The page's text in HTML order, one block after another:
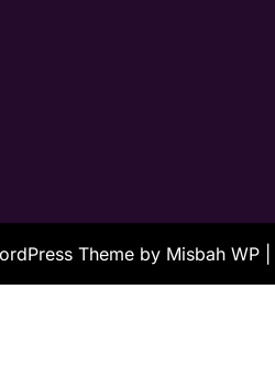
Theme by Misbah WP